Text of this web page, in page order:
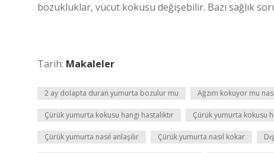
bozukluklar, vücut kokusu değişebilir. Bazı sağlık
Tarih: Makaleler
2 ay dolapta duran yumurta bozulur mu Ağzım kokuyor mu
Çürük yumurta kokusu hangi hastalıktır Çürük yumurta kokusu
Çürük yumurta nasıl anlaşılır Çürük yumurta nasıl kokar